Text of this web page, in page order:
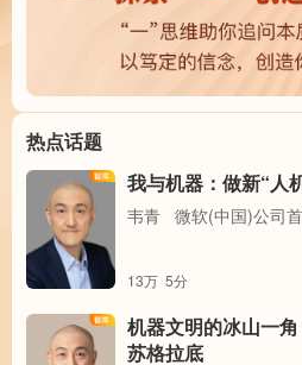
热点话题
我与机器：做新“人
韦青 微软(中国)公司
13万 5分
机器文明的冰山一
苏格拉底